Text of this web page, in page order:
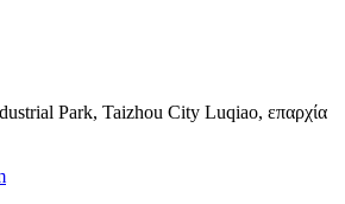
Park, Taizhou City Luqiao, επαρχία